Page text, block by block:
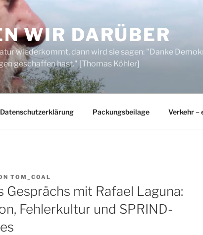
WIR DARÜBER
wiederkommt, dann wird sie sagen: "Danke
geschaffen hast." [Thomas Köhler]
Datenschutzerklärung Packungsbeilage Verkehr –
TOM_COAL
Gesprächs mit Rafael Laguna:
Fehlerkultur und SPRIND-